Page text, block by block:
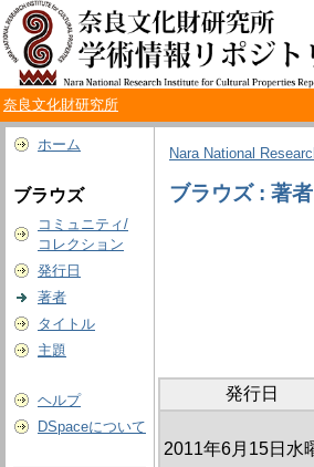
奈良文化財研究所
ホーム
ブラウズ
コミュニティ/
コレクション
発行日
著者
タイトル
主題
ヘルプ
DSpaceについて
Nara National
ブラウズ : 著
発行日
2011年6月15日水